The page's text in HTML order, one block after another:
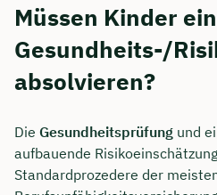
Müssen Kinder
Gesundheits-/
absolvieren?
Die Gesundheitsprüfung und
aufbauende
Standardprozedere der